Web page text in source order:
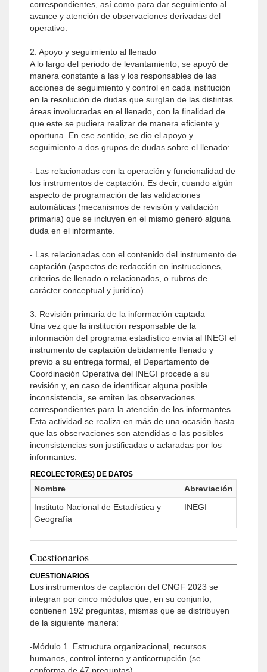
correspondientes, así como para dar seguimiento al
avance y atención de observaciones derivadas del
operativo.
2. Apoyo y seguimiento al llenado
A lo largo del periodo de levantamiento, se apoyó de
manera constante a las y los responsables de las
acciones de seguimiento y control en cada institución
en la resolución de dudas que surgían de las distintas
áreas involucradas en el llenado, con la finalidad de
que este se pudiera realizar de manera eficiente y
oportuna. En ese sentido, se dio el apoyo y
seguimiento a dos grupos de dudas sobre el llenado:
- Las relacionadas con la operación y funcionalidad de
los instrumentos de captación. Es decir, cuando algún
aspecto de programación de las validaciones
automáticas (mecanismos de revisión y validación
primaria) que se incluyen en el mismo generó alguna
duda en el informante.
- Las relacionadas con el contenido del instrumento de
captación (aspectos de redacción en instrucciones,
criterios de llenado o relacionados, o rubros de
carácter conceptual y jurídico).
3. Revisión primaria de la información captada
Una vez que la institución responsable de la
información del programa estadístico envía al INEGI el
instrumento de captación debidamente llenado y
previo a su entrega formal, el Departamento de
Coordinación Operativa del INEGI procede a su
revisión y, en caso de identificar alguna posible
inconsistencia, se emiten las observaciones
correspondientes para la atención de los informantes.
Esta actividad se realiza en más de una ocasión hasta
que las observaciones son atendidas o las posibles
inconsistencias son justificadas o aclaradas por los
informantes.
RECOLECTOR(ES) DE DATOS
Nombre
Abreviación
Instituto Nacional de Estadística y
Geografía
INEGI
Cuestionarios
CUESTIONARIOS
Los instrumentos de captación del CNGF 2023 se
integran por cinco módulos que, en su conjunto,
contienen 192 preguntas, mismas que se distribuyen
de la siguiente manera:
-Módulo 1. Estructura organizacional, recursos
humanos, control interno y anticorrupción (se